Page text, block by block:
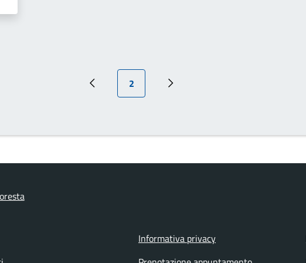
Pagina precedente
Pagina attuale
2
Pagina successiva
Informativa privacy